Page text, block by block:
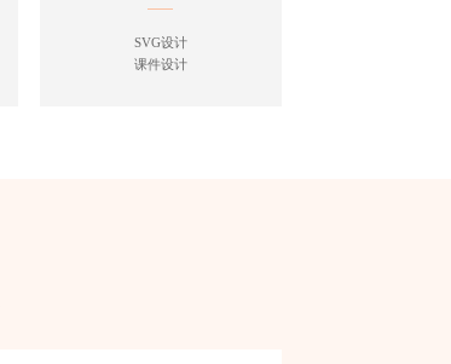
SVG设计
课件设计